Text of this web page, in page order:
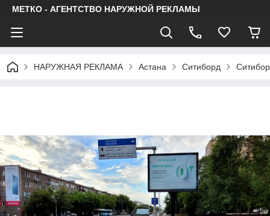
МЕТКО - АГЕНТСТВО НАРУЖНОЙ РЕКЛАМЫ
НАРУЖНАЯ РЕКЛАМА Астана Ситиборд